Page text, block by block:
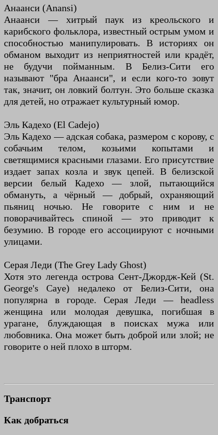
Анаанси (Anansi)
Анаанси — хитрый паук из креольского и
карибского фольклора, известный острым умом и
способностью манипулировать. В историях он
обманом выходит из неприятностей или крадёт,
не будучи пойманным. В Белиз-Сити его
называют "бра Анаанси", и если кого-то зовут
так, значит, он ловкий болтун. Это больше сказка
для детей, но отражает культурный юмор.
Эль Кадехо (El Cadejo)
Эль Кадехо — адская собака, размером с корову, с
собачьим телом, козьими копытами и
светящимися красными глазами. Его присутствие
издает запах козла и звук цепей. В белизской
версии белый Кадехо — злой, пытающийся
обмануть, а чёрный — добрый, охраняющий
пьяниц ночью. Не говорите с ним и не
поворачивайтесь спиной — это приводит к
безумию. В городе его ассоциируют с ночными
улицами.
Серая Леди (The Grey Lady Ghost)
Хотя это легенда острова Сент-Джордж-Кей (St.
George's Caye) недалеко от Белиз-Сити, она
популярна в городе. Серая Леди — headless
женщина или молодая девушка, погибшая в
урагане, блуждающая в поисках мужа или
любовника. Она может быть доброй или злой; не
говорите о ней плохо в шторм.
Транспорт
Как добраться